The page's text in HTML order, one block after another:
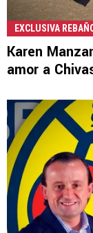
EXCLUSIVA
Karen
amor a